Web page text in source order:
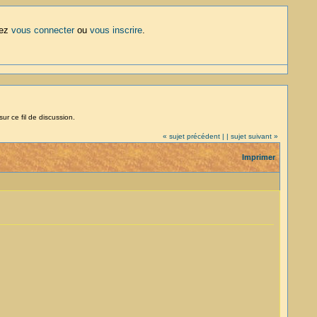
vous connecterou vous inscrire.
ce fil de discussion.
« sujet précédent | | sujet suivant »
Imprimer